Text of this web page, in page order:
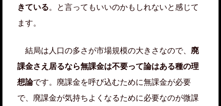
きている。と言ってもいいのかもしれないと感じて
ます。
結局は人口の多さが市場規模の大きさなので、 廃
課金さえ居るなら無課金は不要って論はある種の理
想論です。廃課金を呼び込むために無課金が必要
で、廃課金が気持ちよくなるために必要なのが微課